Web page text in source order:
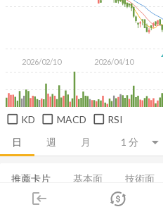
login
市場
日 週 月
2026/02/10 2026/04/10
KD MACD RSI
推薦卡片 基本面 技術面
集保分布 基本概況